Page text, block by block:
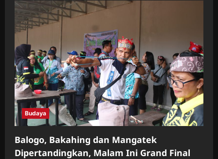
Budaya
Balogo, Bakahing dan Mangatek
Dipertandingkan, Malam Ini Grand Final